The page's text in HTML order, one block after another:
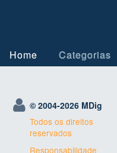
Home Categorias
© 2004-2026 MDig
Todos os direitos
reservados
Responsabilidade